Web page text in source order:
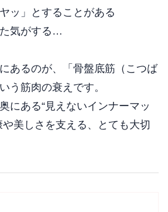
ッ」とすることがある
気がする…
あるのが、「骨盤底筋（こつば
う筋肉の衰えです。
にある“見えないインナーマッ
や美しさを支える、とても大切